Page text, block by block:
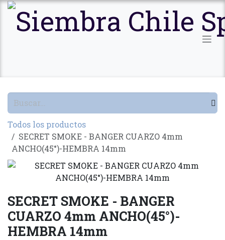
Ir al contenido
Todos los productos
SECRET SMOKE - BANGER CUARZO 4mm
ANCHO(45°)-HEMBRA 14mm
SECRET SMOKE - BANGER
CUARZO 4mm ANCHO(45°)-
HEMBRA 14mm